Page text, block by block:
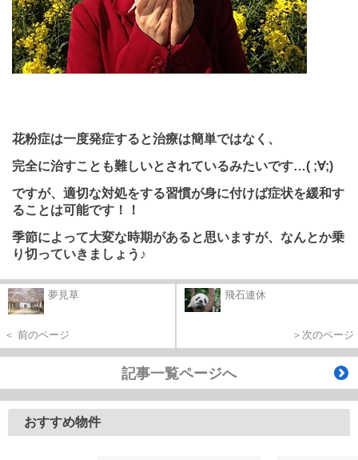
花粉症は一度発症すると治療は簡単ではなく、
完全に治すことも難しいとされているみたいです…( ;∀;)
ですが、適切な対処をする習慣が身に付けば症状を緩和す
ることは可能です！！
季節によって大変な時期があると思いますが、なんとか乗
り切っていきましょう♪
夢見草
＜ 前のページ
飛石連休
＞次のページ
記事一覧ページへ
おすすめ物件